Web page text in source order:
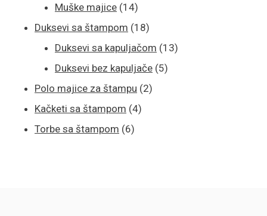
proizvoda
Muške majice 1414
proizvoda
Duksevi sa štampom 1818
proizvoda
Duksevi sa kapuljačom 1313
Duksevi bez kapuljače 55
Polo majice za štampu 22
Kačketi sa štampom 44
Torbe sa štampom 66